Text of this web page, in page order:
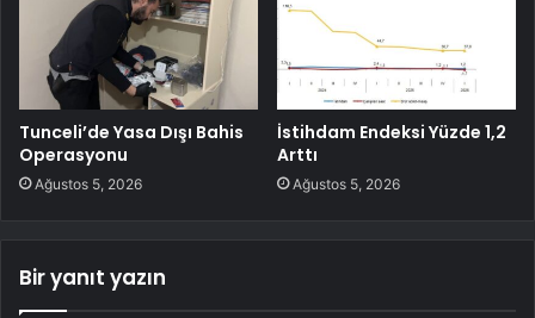
Tunceli’de Yasa Dışı Bahis
Operasyonu
Ağustos 5, 2026
İstihdam Endeksi Yüzde 1,2
Arttı
Ağustos 5, 2026
Bir yanıt yazın